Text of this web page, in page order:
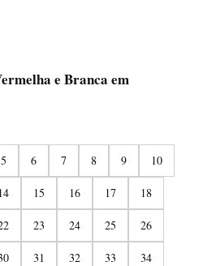
e Branca em
5 6 7 8 9 10
15 16 17 18
23 24 25 26
31 32 33 34